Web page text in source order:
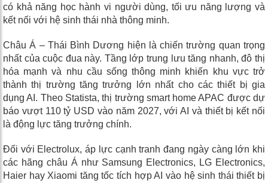
có khả năng học hành vi người dùng, tối ưu năng lượng và
kết nối với hệ sinh thái nhà thông minh.
Châu Á – Thái Bình Dương hiện là chiến trường quan trọng
nhất của cuộc đua này. Tầng lớp trung lưu tăng nhanh, đô thị
hóa mạnh và nhu cầu sống thông minh khiến khu vực trở
thành thị trường tăng trưởng lớn nhất cho các thiết bị gia
dụng AI. Theo Statista, thị trường smart home APAC được dự
báo vượt 110 tỷ USD vào năm 2027, với AI và thiết bị kết nối
là động lực tăng trưởng chính.
Đối với Electrolux, áp lực cạnh tranh đang ngày càng lớn khi
các hãng châu Á như Samsung Electronics, LG Electronics,
Haier hay Xiaomi tăng tốc tích hợp AI vào hệ sinh thái thiết bị